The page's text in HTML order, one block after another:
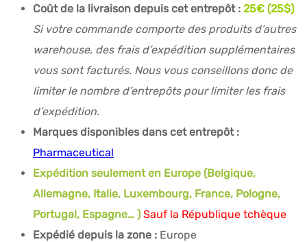
Coût de la livraison depuis cet entrepôt : 25€ (25$)
Si votre commande comporte des produits d’autres
warehouse, des frais d’expédition supplémentaires
vous sont facturés. Nous vous conseillons donc de
limiter le nombre d’entrepôts pour limiter les frais
d’expédition.
Marques disponibles dans cet entrepôt :
Pharmaceutical
Expédition seulement en Europe (Belgique,
Allemagne, Italie, Luxembourg, France, Pologne,
Portugal, Espagne… )Sauf la République tchèque
Expédié depuis la zone : Europe